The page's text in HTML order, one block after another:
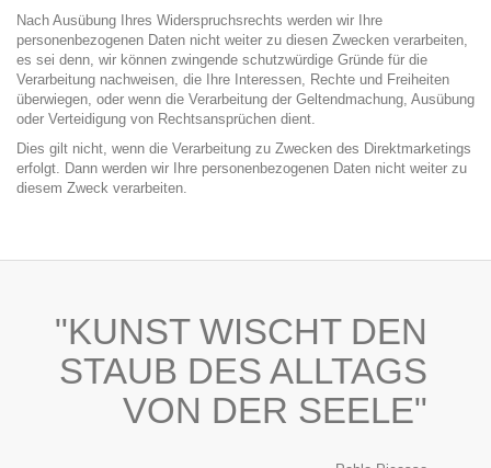
Nach Ausübung Ihres Widerspruchsrechts werden wir Ihre
personenbezogenen Daten nicht weiter zu diesen Zwecken verarbeiten,
es sei denn, wir können zwingende schutzwürdige Gründe für die
Verarbeitung nachweisen, die Ihre Interessen, Rechte und Freiheiten
überwiegen, oder wenn die Verarbeitung der Geltendmachung, Ausübung
oder Verteidigung von Rechtsansprüchen dient.
Dies gilt nicht, wenn die Verarbeitung zu Zwecken des Direktmarketings
erfolgt. Dann werden wir Ihre personenbezogenen Daten nicht weiter zu
diesem Zweck verarbeiten.
"KUNST WISCHT DEN
STAUB DES ALLTAGS
VON DER SEELE"